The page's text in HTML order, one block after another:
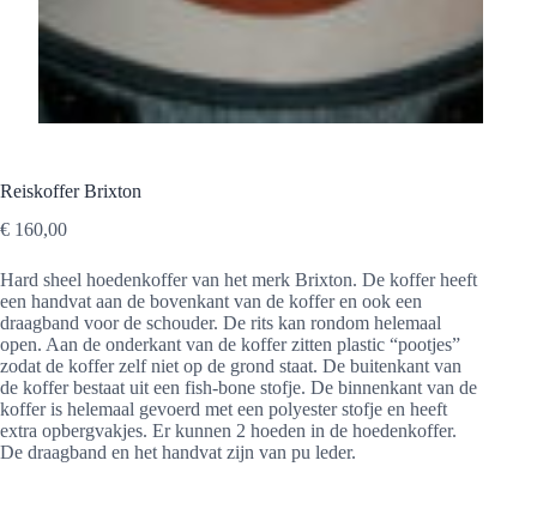
Reiskoffer Brixton
€ 160,00
Hard sheel hoedenkoffer van het merk Brixton. De koffer heeft
een handvat aan de bovenkant van de koffer en ook een
draagband voor de schouder. De rits kan rondom helemaal
open. Aan de onderkant van de koffer zitten plastic “pootjes”
zodat de koffer zelf niet op de grond staat. De buitenkant van
de koffer bestaat uit een fish-bone stofje. De binnenkant van de
koffer is helemaal gevoerd met een polyester stofje en heeft
extra opbergvakjes. Er kunnen 2 hoeden in de hoedenkoffer.
De draagband en het handvat zijn van pu leder.